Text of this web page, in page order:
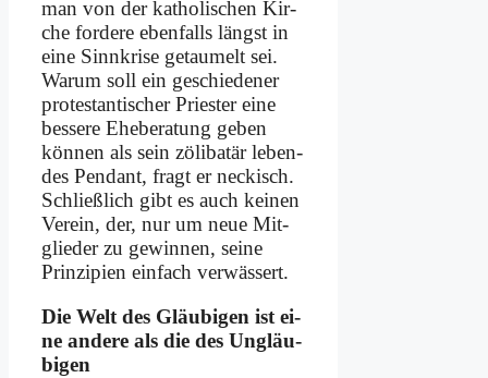
man von der ka­tho­li­schen Kir­
che for­de­re eben­falls längst in
ei­ne Sinn­kri­se ge­tau­melt sei.
War­um soll ein geschied­ener
pro­te­stan­ti­scher Prie­ster ei­ne
bes­se­re Ehe­be­ra­tung ge­ben
kön­nen als sein zöli­batär le­ben­
des Pen­dant, fragt er neckisch.
Schließ­lich gibt es auch kei­nen
Ver­ein, der, nur um neue Mit­
glie­der zu ge­win­nen, sei­ne
Prin­zi­pi­en ein­fach ver­wäs­sert.
Die Welt des Gläu­bi­gen ist ei­
ne an­de­re als die des Un­gläu­
bi­gen